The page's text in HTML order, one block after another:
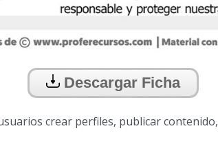
Descargar Ficha
crear perfiles, publicar